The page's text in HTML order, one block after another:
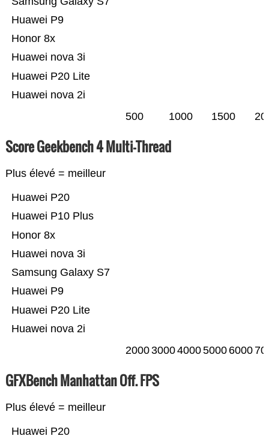
Huawei nova 2i
Huawei P20 Lite
Huawei nova 3i
Honor 8x
Huawei P9
500 1000 1500
Score Geekbench 4 Multi-Thread
Plus élevé = meilleur
Huawei nova 2i
Huawei P20 Lite
Huawei P9
Samsung Galaxy S7
Huawei nova 3i
Honor 8x
Huawei P10 Plus
Huawei P20
2000300040005000 6000
GFXBench Manhattan Off. FPS
Plus élevé = meilleur
Huawei P20